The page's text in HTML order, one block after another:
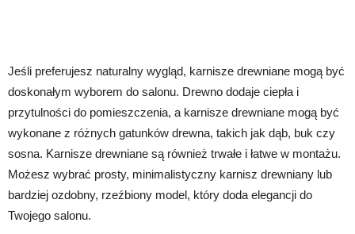
Jeśli preferujesz naturalny wygląd, karnisze drewniane mogą być
doskonałym wyborem do salonu. Drewno dodaje ciepła i
przytulności do pomieszczenia, a karnisze drewniane mogą być
wykonane z różnych gatunków drewna, takich jak dąb, buk czy
sosna. Karnisze drewniane są również trwałe i łatwe w montażu.
Możesz wybrać prosty, minimalistyczny karnisz drewniany lub
bardziej ozdobny, rzeźbiony model, który doda elegancji do
Twojego salonu.